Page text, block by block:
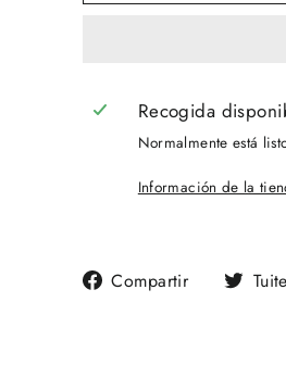
Recogida
Normalmente está
Información de la
Compartir
Compartir